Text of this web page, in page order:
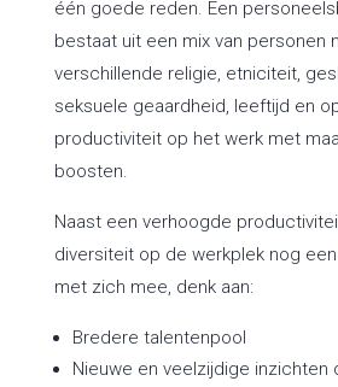
één goede reden. Een
bestaat uit een mix van personen
verschillende religie, etniciteit,
seksuele geaardheid, leeftijd en
productiviteit op het werk met
boosten.
Naast een verhoogde
diversiteit op de werkplek nog
met zich mee, denk aan:
Bredere talentenpool
Nieuwe en veelzijdige inzichten